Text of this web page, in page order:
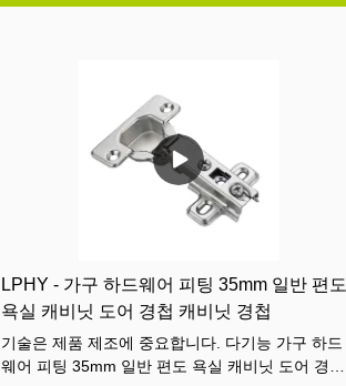
LPHY - 가구 하드웨어 피팅 35mm 일반 편도
욕실 캐비닛 도어 경첩 캐비닛 경첩
기술은 제품 제조에 중요합니다. 다기능 가구 하드
웨어 피팅 35mm 일반 편도 욕실 캐비닛 도어 경첩